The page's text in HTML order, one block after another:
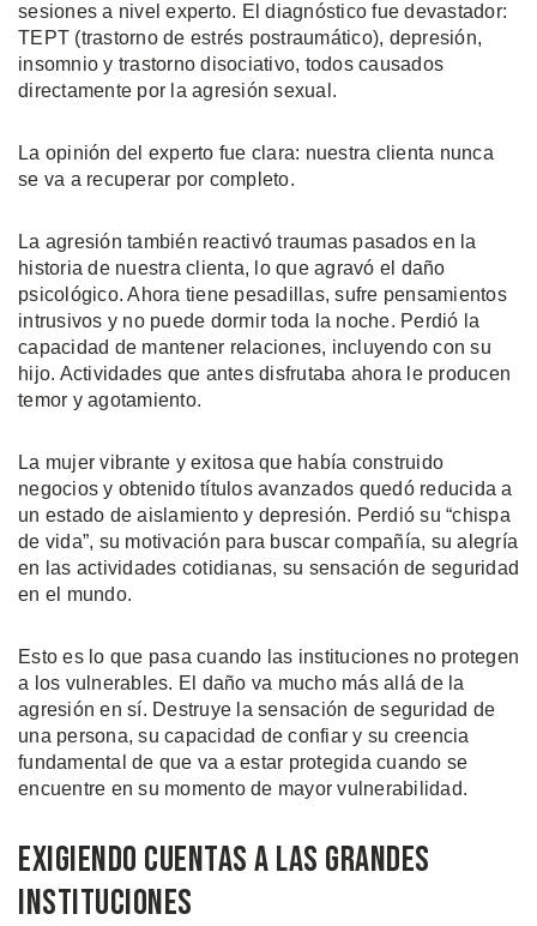
sesiones a nivel experto. El diagnóstico fue devastador:
TEPT (trastorno de estrés postraumático), depresión,
insomnio y trastorno disociativo, todos causados
directamente por la agresión sexual.
La opinión del experto fue clara: nuestra clienta nunca
se va a recuperar por completo.
La agresión también reactivó traumas pasados en la
historia de nuestra clienta, lo que agravó el daño
psicológico. Ahora tiene pesadillas, sufre pensamientos
intrusivos y no puede dormir toda la noche. Perdió la
capacidad de mantener relaciones, incluyendo con su
hijo. Actividades que antes disfrutaba ahora le producen
temor y agotamiento.
La mujer vibrante y exitosa que había construido
negocios y obtenido títulos avanzados quedó reducida a
un estado de aislamiento y depresión. Perdió su “chispa
de vida”, su motivación para buscar compañía, su alegría
en las actividades cotidianas, su sensación de seguridad
en el mundo.
Esto es lo que pasa cuando las instituciones no protegen
a los vulnerables. El daño va mucho más allá de la
agresión en sí. Destruye la sensación de seguridad de
una persona, su capacidad de confiar y su creencia
fundamental de que va a estar protegida cuando se
encuentre en su momento de mayor vulnerabilidad.
Exigiendo Cuentas a las Grandes
Instituciones